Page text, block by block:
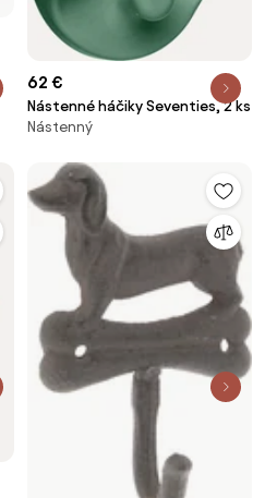
62 €
Nástenné háčiky Seventies, 2 ks
Nástenný